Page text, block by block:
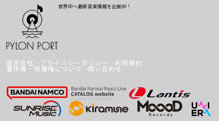
世界中へ最新音楽情報を出航中！
運営会社 プライバシーポリシー 利用規約
著作権・肖像権について 問い合わせ